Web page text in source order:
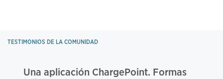
TESTIMONIOS DE LA COMUNIDAD
Una aplicación ChargePoint. Formas